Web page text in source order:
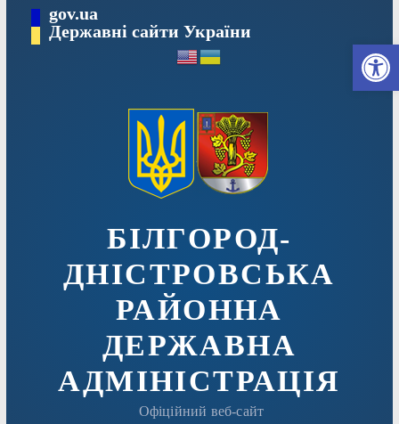
вмісту
gov.ua
Державні сайти України
БІЛГОРОД-
ДНІСТРОВСЬКА
РАЙОННА
ДЕРЖАВНА
АДМІНІСТРАЦІЯ
Офіційний веб-сайт